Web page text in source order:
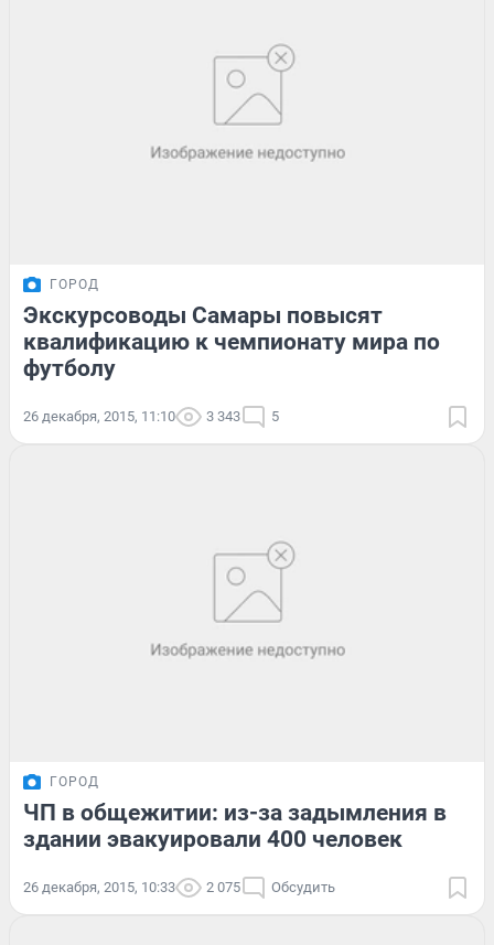
ГОРОД
Экскурсоводы Самары повысят
квалификацию к чемпионату мира по
футболу
26 декабря, 2015, 11:10 3 343 5
ГОРОД
ЧП в общежитии: из-за задымления в
здании эвакуировали 400 человек
26 декабря, 2015, 10:33 2 075 Обсудить